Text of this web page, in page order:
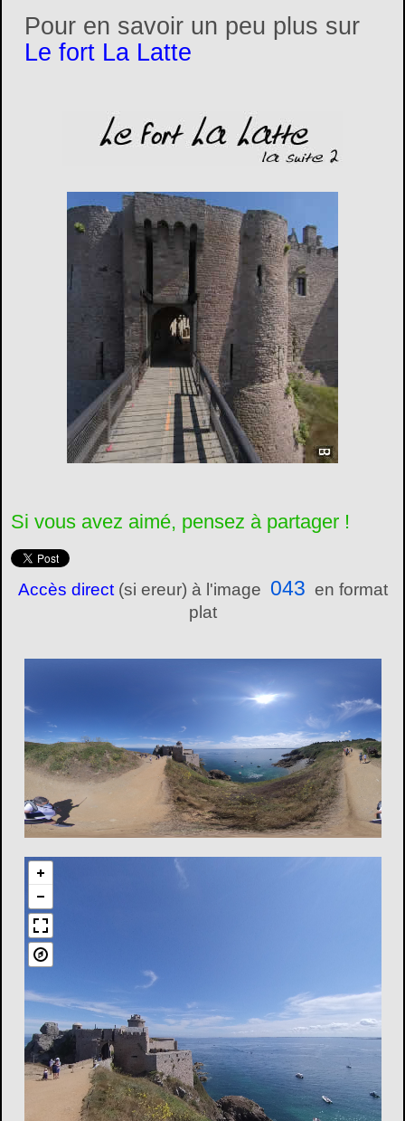
Pour en savoir un peu plus sur
Le fort La Latte
Si vous avez aimé, pensez à partager !
Accès direct(si ereur) à l'image 043 en format
plat